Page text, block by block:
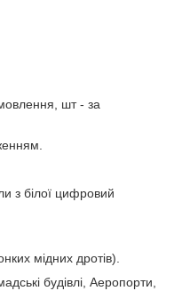
шт - за
з білої цифровий
мідних дротів).
будівлі, Аеропорти,